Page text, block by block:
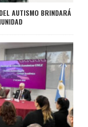
AUTISMO BRINDARÁ